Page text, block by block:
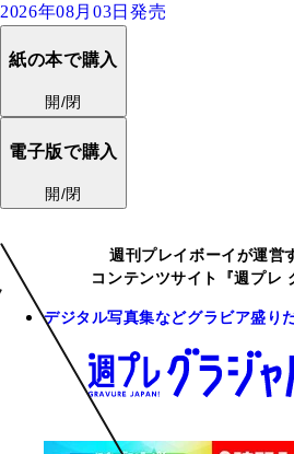
2026年08月03日発売
紙の本で購入
開/閉
電子版で購入
開/閉
週刊プレイボーイが運営
コンテンツサイト『週プレ
デジタル写真集などグラビア盛り